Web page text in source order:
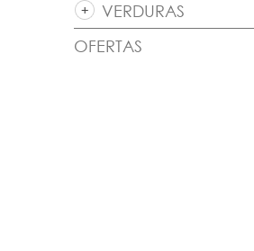
VERDURAS
OFERTAS